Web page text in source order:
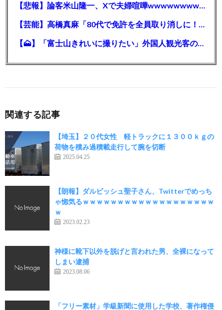
【悲報】論客米山隆一、Xで夫婦喧嘩wwwwwwwwwwww
【芸能】高橋真麻「80代で免許を全員取り消しに！」 高齢ドライバーの事故問題で、高齢者の運転免許取り消し法を提案
【🗻】「富士山きれいに撮りたい」外国人観光客のレンタカー事故が急増…「ハンドルが逆で慣れず」、道の狭さも
関連する記事
【埼玉】２０代女性 軽トラックに１３００ｋｇの
荷物を積み過積載走行して腕を切断
2025.04.25
【朗報】ダルビッシュ聖子さん、Twitterでめっち
ゃ惚気るｗｗｗｗｗｗｗｗｗｗｗｗｗｗｗｗｗｗｗ
ｗ
2023.02.23
神様に靴下以外を脱げと言われた男、全裸になって
しまい逮捕
2023.08.06
「フリー素材」学級新聞に使用した学校、著作権侵